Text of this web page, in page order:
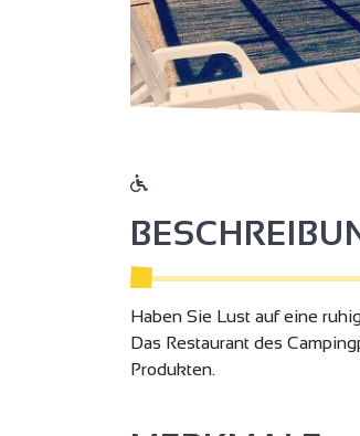
Haben Sie Lust auf eine
Das Restaurant des
Produkten.